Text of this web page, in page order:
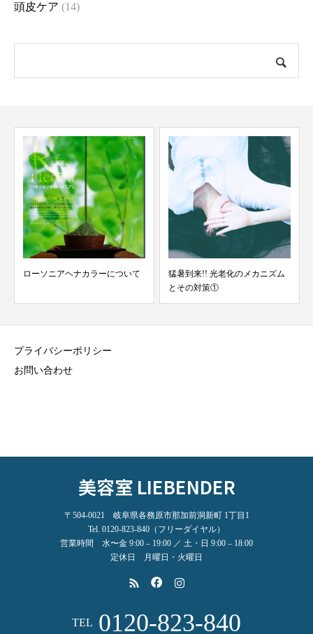
頭皮ケア (14)
ローソニアヘナカラーについて
猛暑到来!! 光老化のメカニズム
とその対策①
プライバシーポリシー
お問い合わせ
美容室 LIEBENDER
〒504-0021 岐阜県各務原市那加前洞新町 1丁目1
Tel. 0120-823-840（フリーダイヤル）
営業時間 水〜金 9:00 – 19:00 ／ 土・日 9:00 – 18:00
定休日 月曜日・火曜日
TEL 0120-823-840